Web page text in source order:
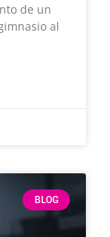
de un
al
BLOG